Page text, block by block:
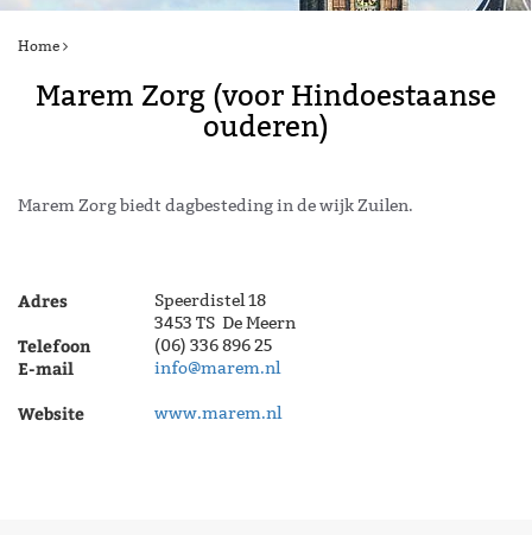
Home
Marem Zorg (voor Hindoestaanse
ouderen)
Marem Zorg biedt dagbesteding in de wijk Zuilen.
Adres
Speerdistel 18
3453 TS De Meern
Telefoon (06) 336 896 25
E-mail info@marem.nl
Website www.marem.nl